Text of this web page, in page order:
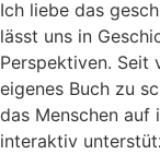
Ich liebe das
lässt uns in
Perspektiven. Seit
eigenes Buch zu
das Menschen auf
interaktiv